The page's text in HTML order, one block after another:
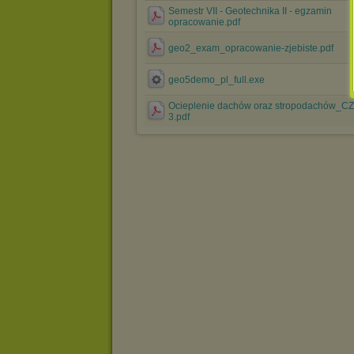
Semestr VII - Geotechnika II - egzamin
opracowanie.pdf
geo2_exam_opracowanie-zjebiste.pdf
geo5demo_pl_full.exe
Ocieplenie dachów oraz
3.pdf